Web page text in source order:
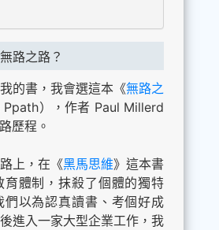
路之路？
的書，我會選這本《無路之
），作者 Paul Millerd
歷程。
上，在《黑馬思維》這本書
育體制，抹殺了個體的獨特
以為認真讀書、考個好成
進入一家大型企業工作，我